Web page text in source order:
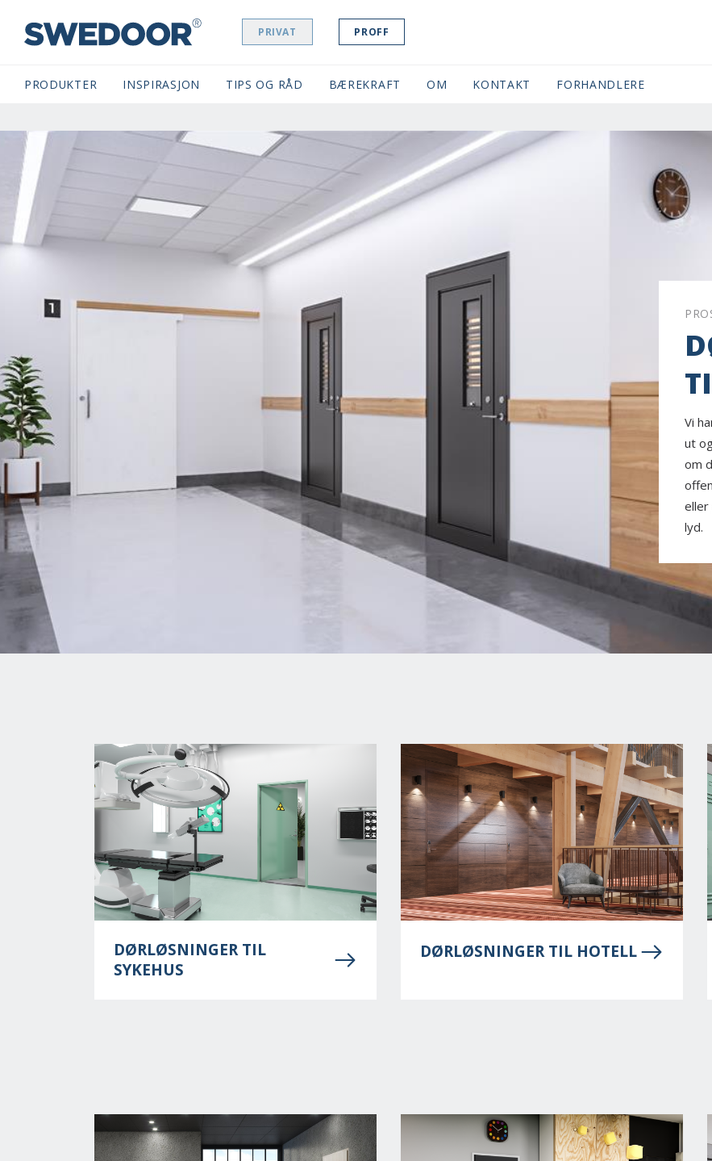
SWEDOOR NAVIGATION PRIVAT PROFF
PRODUKTER INSPIRASJON TIPS OG RÅD BÆREKRAFT OM KONTAKT FORHANDLERE
Vi
ut
om
eller
lyd.
DØRLØSNINGER TIL
SYKEHUS
DØRLØSNINGER TIL HOTELL